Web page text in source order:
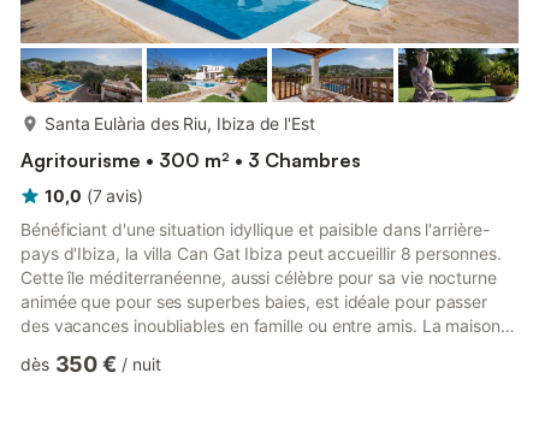
Santa Eulària des Riu, Ibiza de l'Est
Agritourisme • 300 m² • 3 Chambres
10,0 (7 avis)
Bénéficiant d'une situation idyllique et paisible dans l'arrière-
pays d'Ibiza, la villa Can Gat Ibiza peut accueillir 8 personnes.
Cette île méditerranéenne, aussi célèbre pour sa vie nocturne
animée que pour ses superbes baies, est idéale pour passer
des vacances inoubliables en famille ou entre amis. La maison
table pour des soirées conviviales, d'une cuisine bien équipée,
dès 350 € / nuit